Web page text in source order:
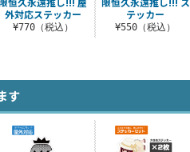
外対応ステッカー
¥770（税込）
テッカー
¥550（税込）
す